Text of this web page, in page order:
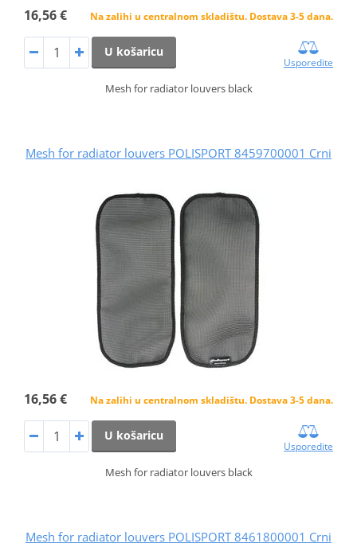
16,56 € Na zalihi u centralnom skladištu. Dostava 3-5 dana.
U košaricu
Usporedite
Mesh for radiator louvers black
Mesh for radiator louvers POLISPORT 8459700001 Crni
16,56 € Na zalihi u centralnom skladištu. Dostava 3-5 dana.
U košaricu
Usporedite
Mesh for radiator louvers black
Mesh for radiator louvers POLISPORT 8461800001 Crni